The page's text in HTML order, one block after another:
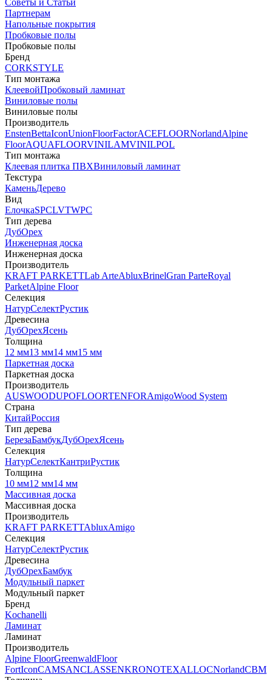
Советы и Статьи
Партнерам
Напольные покрытия
Пробковые полы
Пробковые полы
Бренд
CORKSTYLE
Тип монтажа
КлеевойПробковый ламинат
Виниловые полы
Виниловые полы
Производитель
EnstenBettaIconUnionFloorFactorACEFLOORNorlandAlpine
FloorAQUAFLOORVINILAMVINILPOL
Тип монтажа
Клеевая плитка ПВХВиниловый ламинат
Текстура
КаменьДерево
Вид
ЕлочкаSPCLVTWPC
Тип дерева
ДубОрех
Инженерная доска
Инженерная доска
Производитель
KRAFT PARKETTLab ArteAbluxBrinelGran ParteRoyal
ParketAlpine Floor
Селекция
НатурСелектРустик
Древесина
ДубОрехЯсень
Толщина
12 мм13 мм14 мм15 мм
Паркетная доска
Паркетная доска
Производитель
AUSWOODUPOFLOORTENFORAmigoWood System
Страна
КитайРоссия
Тип дерева
БерезаБамбукДубОрехЯсень
Селекция
НатурСелектКантриРустик
Толщина
10 мм12 мм14 мм
Массивная доска
Массивная доска
Производитель
KRAFT PARKETTAbluxAmigo
Селекция
НатурСелектРустик
Древесина
ДубОрехБамбук
Модульный паркет
Модульный паркет
Бренд
Kochanelli
Ламинат
Ламинат
Производитель
Alpine FloorGreenwaldFloor
FortIconCAMSANCLASSENKRONOTEXALLOCNorlandCBM